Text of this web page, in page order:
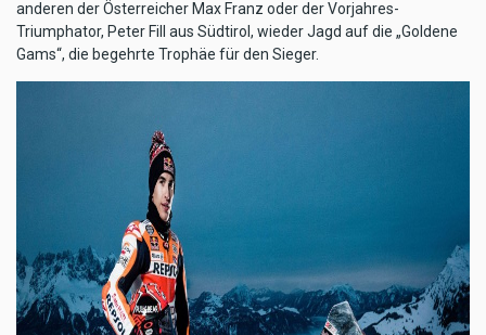
anderen der Österreicher Max Franz oder der Vorjahres-
Triumphator, Peter Fill aus Südtirol, wieder Jagd auf die „Goldene
Gams“, die begehrte Trophäe für den Sieger.